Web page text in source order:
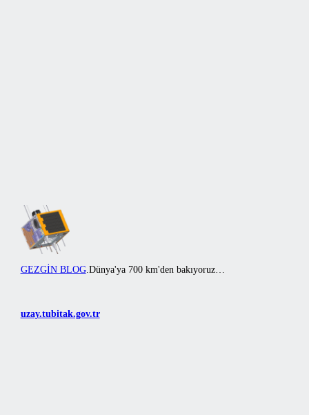
GEZGİN BLOG.Dünya'ya 700 km'den bakıyoruz…
uzay.tubitak.gov.tr